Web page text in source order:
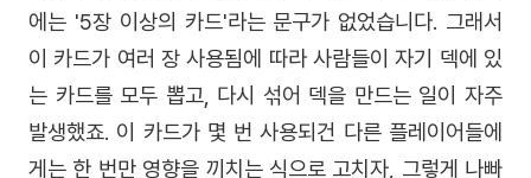
에는 '5장 이상의 카드'라는 문구가 없었습니다. 그래서
이 카드가 여러 장 사용됨에 따라 사람들이 자기 덱에 있
는 카드를 모두 뽑고, 다시 섞어 덱을 만드는 일이 자주
발생했죠. 이 카드가 몇 번 사용되건 다른 플레이어들에
게는 한 번만 영향을 끼치는 식으로 고치자, 그렇게 나빠